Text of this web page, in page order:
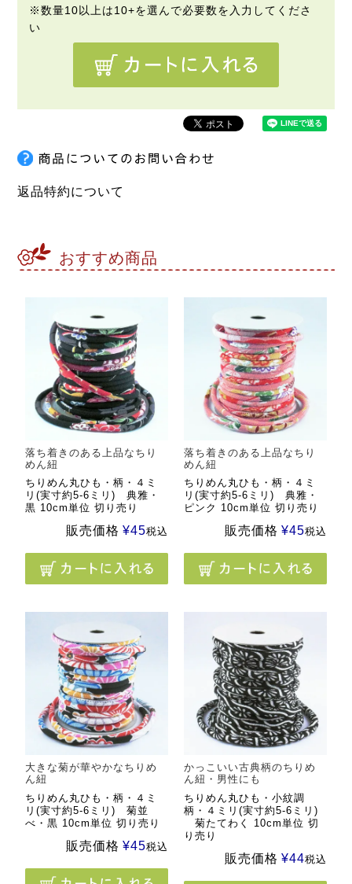
返品特約について
おすすめ商品
落ち着きのある上品なちり
めん紐
ちりめん丸ひも・柄・４ミ
リ(実寸約5-6ミリ) 典雅・
黒 10cm単位 切り売り
販売価格 ¥45税込
落ち着きのある上品なちり
めん紐
ちりめん丸ひも・柄・４ミ
リ(実寸約5-6ミリ) 典雅・
ピンク 10cm単位 切り売り
販売価格 ¥45税込
大きな菊が華やかなちりめ
ん紐
ちりめん丸ひも・柄・４ミ
リ(実寸約5-6ミリ) 菊並
べ・黒 10cm単位 切り売り
販売価格 ¥45税込
かっこいい古典柄のちりめ
ん紐・男性にも
ちりめん丸ひも・小紋調
柄・４ミリ(実寸約5-6ミリ)
菊たてわく 10cm単位 切
り売り
販売価格 ¥44税込